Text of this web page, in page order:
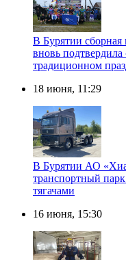
В Бурятии сборная
вновь подтвердила
традиционном
18 июня, 11:29
В Бурятии АО
транспортный
тягачами
16 июня, 15:30